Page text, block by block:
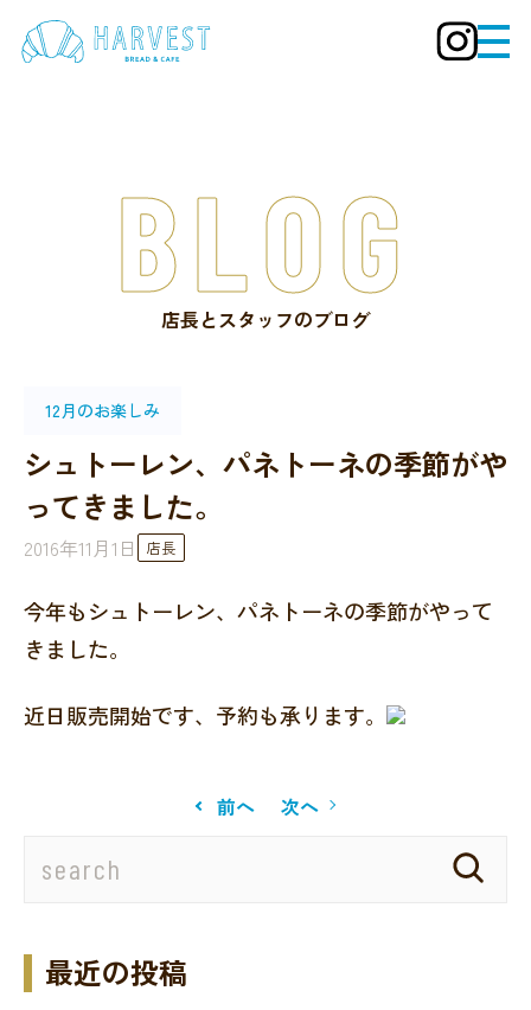
店長とスタッフのブログ
BLOG
12月のお楽しみ
シュトーレン、パネトーネの季節がや
ってきました。
2016年11月1日 店長
今年もシュトーレン、パネトーネの季節がやって
きました。
近日販売開始です、予約も承ります。
前へ 次へ
最近の投稿